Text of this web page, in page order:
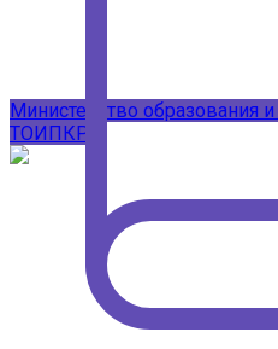
Подписывайтесь
Министерство образования
ТОИПКРО